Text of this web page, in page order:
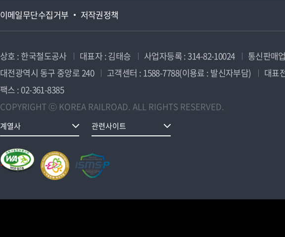
이메일무단수집거부 저작권정책
상호 : 한국철도공사 대표자 : 김태승 사업자등록 : 314-82-10024
통신판매
대전광역시 동구 중앙로 240
고객센터 : 1588-7788(이용료 : 발신자부담)
대표
팩스 : 02-361-8385
COPYRIGHT ⓒ KOREA RAILROAD. ALL RIGHTS RESERVED.
계열사 관련사이트